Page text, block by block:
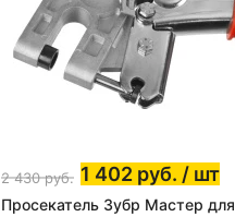
2 430руб. 1 402 руб. / шт
Просекатель Зубр Мастер для